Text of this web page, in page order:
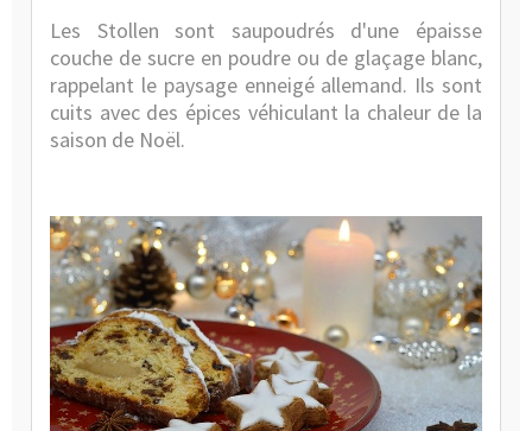
Les Stollen sont saupoudrés d'une épaisse
couche de sucre en poudre ou de glaçage blanc,
rappelant le paysage enneigé allemand. Ils sont
cuits avec des épices véhiculant la chaleur de la
saison de Noël.